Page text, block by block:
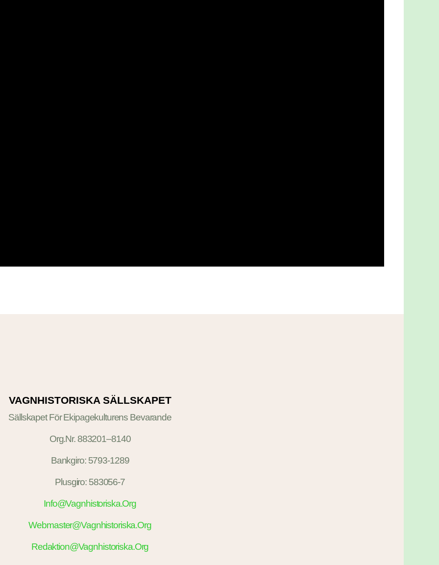
VAGNHISTORISKA SÄLLSKAPET
Sällskapet För Ekipagekulturens Bevarande
Org.nr. 883201–8140
Bankgiro: 5793-1289
Plusgiro: 583056-7
Info@vagnhistoriska.org
Webmaster@vagnhistoriska.org
Redaktion@vagnhistoriska.org